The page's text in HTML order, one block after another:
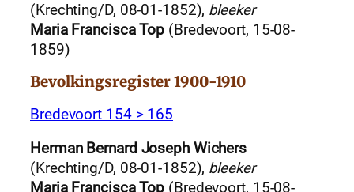
(Krechting/D, 08-01-1852), bleeker
Maria Francisca Top (Bredevoort, 15-08-
1859)
Bevolkingsregister 1900-1910
Bredevoort 154 > 165
Herman Bernard Joseph Wichers
(Krechting/D, 08-01-1852), bleeker
Maria Francisca Top (Bredevoort, 15-08-